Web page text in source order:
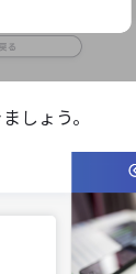
しょう。